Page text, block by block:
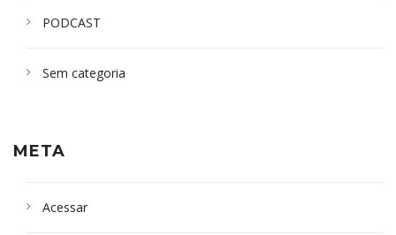
PODCAST
Sem categoria
META
Acessar